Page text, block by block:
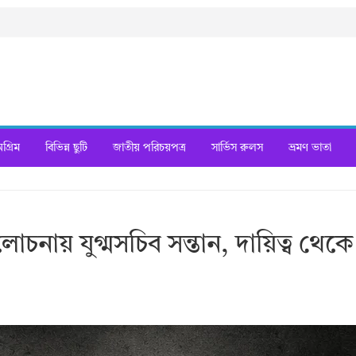
বিভিন্ন ছুটি জাতীয় পরিচয়পত্র সার্ভিস রুলস ভ্রমণ ভাতা
যুগ্মসচিব সন্তান, দায়িত্ব থেকে